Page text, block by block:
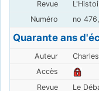
no
Quarante ans
Le